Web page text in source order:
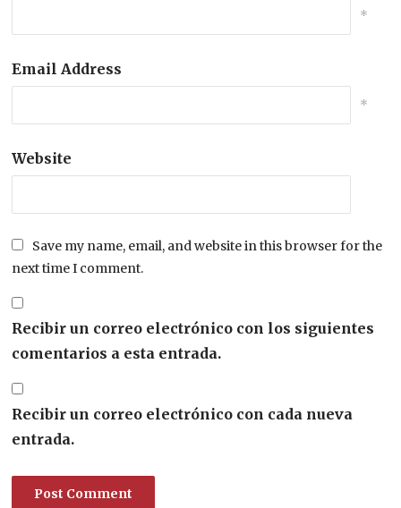
*
Email Address
*
Website
Save my name, email, and website in this browser for the
next time I comment.
Recibir un correo electrónico con los siguientes
comentarios a esta entrada.
Recibir un correo electrónico con cada nueva
entrada.